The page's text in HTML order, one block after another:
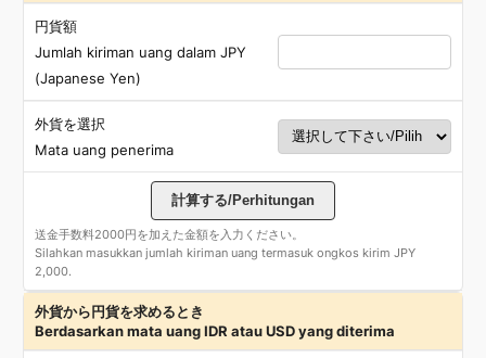
円貨額
Jumlah kiriman uang dalam JPY
(Japanese Yen)
外貨を選択
Mata uang penerima
送金手数料2000円を加えた金額を入力ください。
Silahkan masukkan jumlah kiriman uang termasuk ongkos kirim JPY
2,000.
外貨から円貨を求めるとき
Berdasarkan mata uang IDR atau USD yang diterima